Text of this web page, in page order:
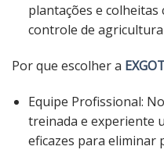
plantações e colheitas
controle de
Por que escolher a
Equipe Profissional:
treinada e experiente
eficazes para eliminar